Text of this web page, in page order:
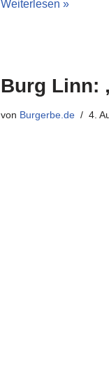
Weiterlesen »
Burg Linn:
von Burgerbe.de 4.